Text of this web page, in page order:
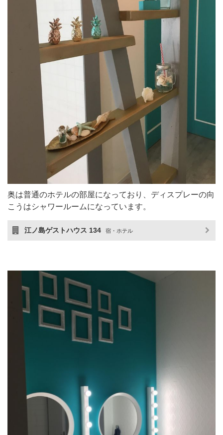
奥は普通のホテルの部屋になっており、ディスプレーの向
こうはシャワールームになっています。
江ノ島ゲストハウス 134 宿・ホテル